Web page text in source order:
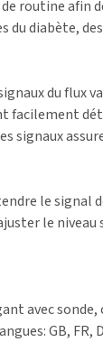
de routine afin
du diabète,
du flux
facilement
signaux
le signal
le niveau
avec
GB, FR,